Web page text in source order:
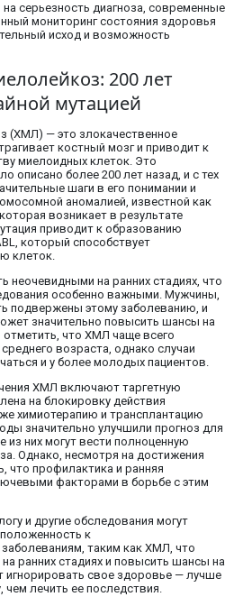
серьезность диагноза, современные
мониторинг состояния здоровья
исход и возможность
200 лет
мутацией
(ХМЛ) — это злокачественное
костный мозг и приводит к
миелоидных клеток. Это
описано более 200 лет назад, и с тех
шаги в его понимании и
аномалией, известной как
возникает в результате
приводит к образованию
который способствует
клеток.
на ранних стадиях, что
особенно важными. Мужчины,
подвержены этому заболеванию, и
значительно повысить шансы на
что ХМЛ чаще всего
возраста, однако случаи
и у более молодых пациентов.
ХМЛ включают таргетную
на блокировку действия
химиотерапию и трансплантацию
значительно улучшили прогноз для
из них могут вести полноценную
Однако, несмотря на достижения
что профилактика и ранняя
факторами в борьбе с этим
и другие обследования могут
к
таким как ХМЛ, что
ранних стадиях и повысить шансы на
игнорировать свое здоровье — лучше
лечить ее последствия.